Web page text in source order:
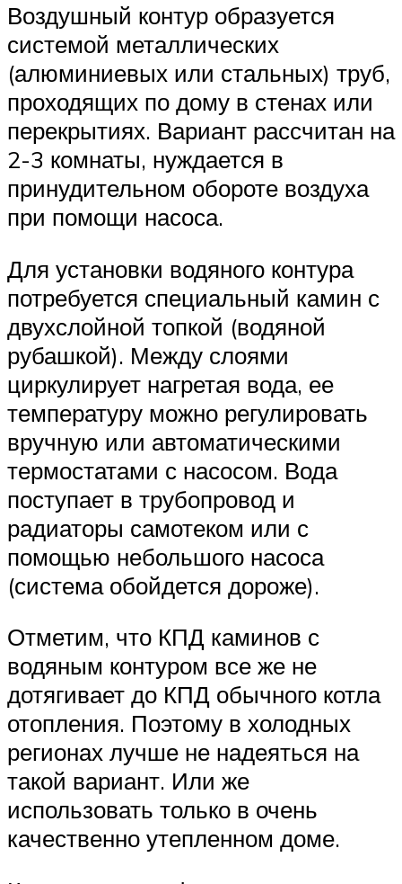
Воздушный контур образуется
системой металлических
(алюминиевых или стальных) труб,
проходящих по дому в стенах или
перекрытиях. Вариант рассчитан на
2-3 комнаты, нуждается в
принудительном обороте воздуха
при помощи насоса.
Для установки водяного контура
потребуется специальный камин с
двухслойной топкой (водяной
рубашкой). Между слоями
циркулирует нагретая вода, ее
температуру можно регулировать
вручную или автоматическими
термостатами с насосом. Вода
поступает в трубопровод и
радиаторы самотеком или с
помощью небольшого насоса
(система обойдется дороже).
Отметим, что КПД каминов с
водяным контуром все же не
дотягивает до КПД обычного котла
отопления. Поэтому в холодных
регионах лучше не надеяться на
такой вариант. Или же
использовать только в очень
качественно утепленном доме.